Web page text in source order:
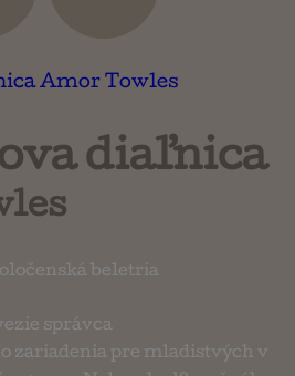
diaľnica
beletria
správca
zariadenia pre mladistvých v